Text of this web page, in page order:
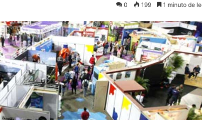
0 199 1 minuto de